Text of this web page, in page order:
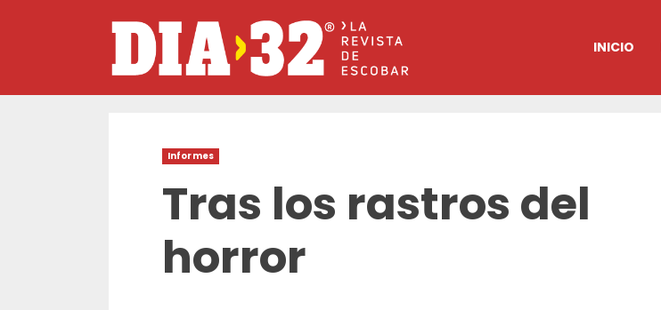
INICIO
Informes
Tras los rastros del
horror